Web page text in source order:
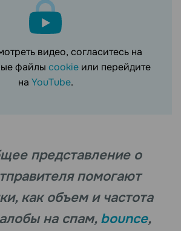
видео, согласитесь на
файлы cookie или перейдите
на YouTube.
представление о
помогают
как объем и частота
на спам, bounce,